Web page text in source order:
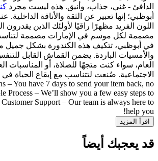
الدافئ - غني، جذاب، وأنيق. هذه ليست مجرد
أبوظبي؛ إنها تعبير عن الثقة والأناقة الداخلية.
اللون الفريد مظهرًا راقيًا لأولئك الذين يقدرون
مصممة لكل موسم في الإمارات مصممة
في أبوظبي، تتكيف هذه الكندورة بشكل جميل
والأمسيات الباردة. يضمن القماش القابل
العام، سواء كنت متجهًا للصلاة، أو المناسبات
الاجتماعية. صُنعت لتتناسب مع إيقاع الحياة في
– You have 7 days to send your item back, no
Process – We’ll show you a few easy steps to
Support – Our team is always here to
help you!
اقرأ المزيد
قد يعجبك أيضاً